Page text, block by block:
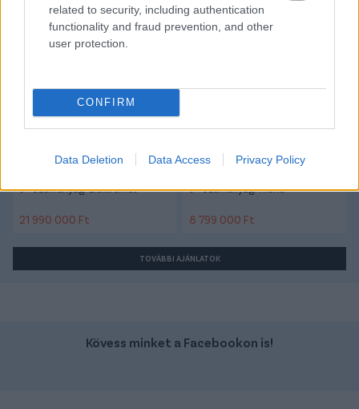
related to security, including authentication
functionality and fraud prevention, and other
user protection.
CONFIRM
Data Deletion Data Access Privacy Policy
Volvo Ex60
Üzemanyag: Elektromos
21 990 000 Ft
Üzemanyag: Hibrid
8 799 000 Ft
TOVÁBBI AJÁNLATOK
Kövess minket a Facebookon is!